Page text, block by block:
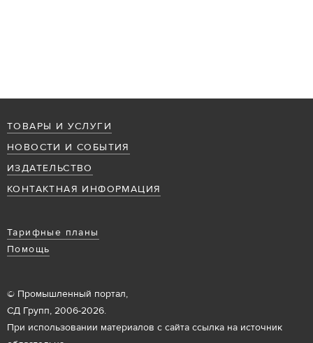
ТОВАРЫ И УСЛУГИ
НОВОСТИ И СОБЫТИЯ
ИЗДАТЕЛЬСТВО
КОНТАКТНАЯ ИНФОРМАЦИЯ
Тарифные планы
Помощь
© Промышленный портал,
СД Групп, 2006-2026.
При использовании материалов с сайта ссылка на источник